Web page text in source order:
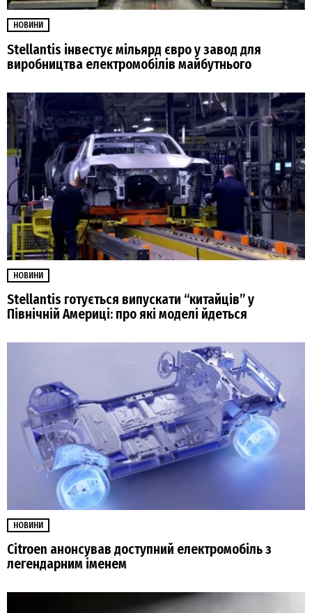
НОВИНИ
Stellantis інвестує мільярд євро у завод для
виробництва електромобілів майбутнього
НОВИНИ
Stellantis готується випускати “китайців” у
Північній Америці: про які моделі йдеться
НОВИНИ
Citroen анонсував доступний електромобіль з
легендарним іменем